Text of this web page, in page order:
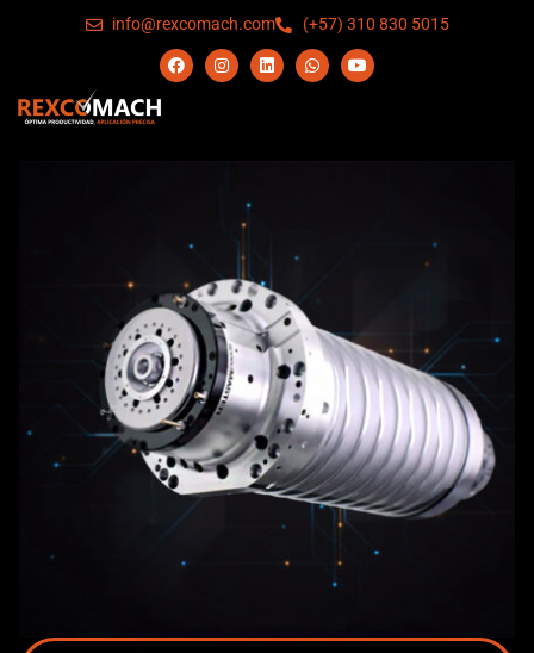
info@rexcomach.com (+57) 310 830 5015